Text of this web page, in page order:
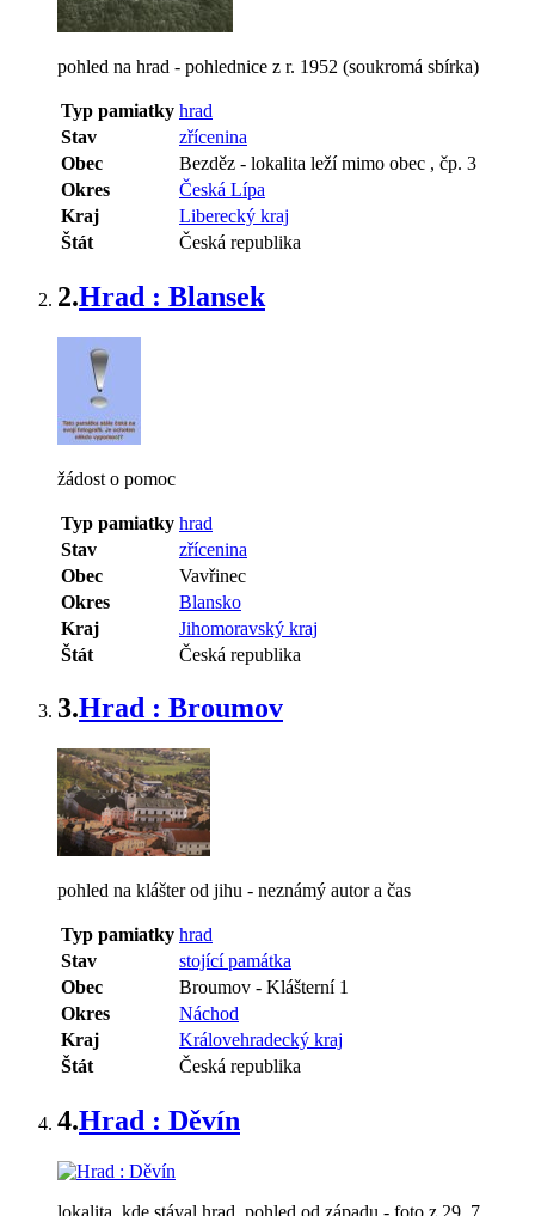
pohled na hrad - pohlednice z r. 1952 (soukromá sbírka)
Typ pamiatky hrad
Stav
zřícenina
Obec
Bezděz - lokalita leží mimo obec , čp. 3
Okres
Česká Lípa
Kraj
Liberecký kraj
Štát
Česká republika
2.Hrad : Blansek
žádost o pomoc
Typ pamiatky hrad
Stav
zřícenina
Obec
Vavřinec
Okres
Blansko
Kraj
Jihomoravský kraj
Štát
Česká republika
3.Hrad : Broumov
pohled na klášter od jihu - neznámý autor a čas
Typ pamiatky hrad
Stav
stojící památka
Obec
Broumov - Klášterní 1
Okres
Náchod
Kraj
Královehradecký kraj
Štát
Česká republika
4.Hrad : Děvín